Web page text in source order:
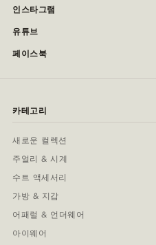
인스타그램
유튜브
페이스북
카테고리
새로운 컬렉션
주얼리 & 시계
수트 액세서리
가방 & 지갑
어패럴 & 언더웨어
아이웨어